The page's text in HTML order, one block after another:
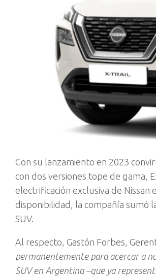
Con su lanzamiento en 2023
con dos versiones tope de gama,
electrificación exclusiva de Nissan
disponibilidad, la compañía sumó
SUV.
Al respecto, Gastón Forbes,
permanentemente para acercar a
SUV en Argentina –que ya